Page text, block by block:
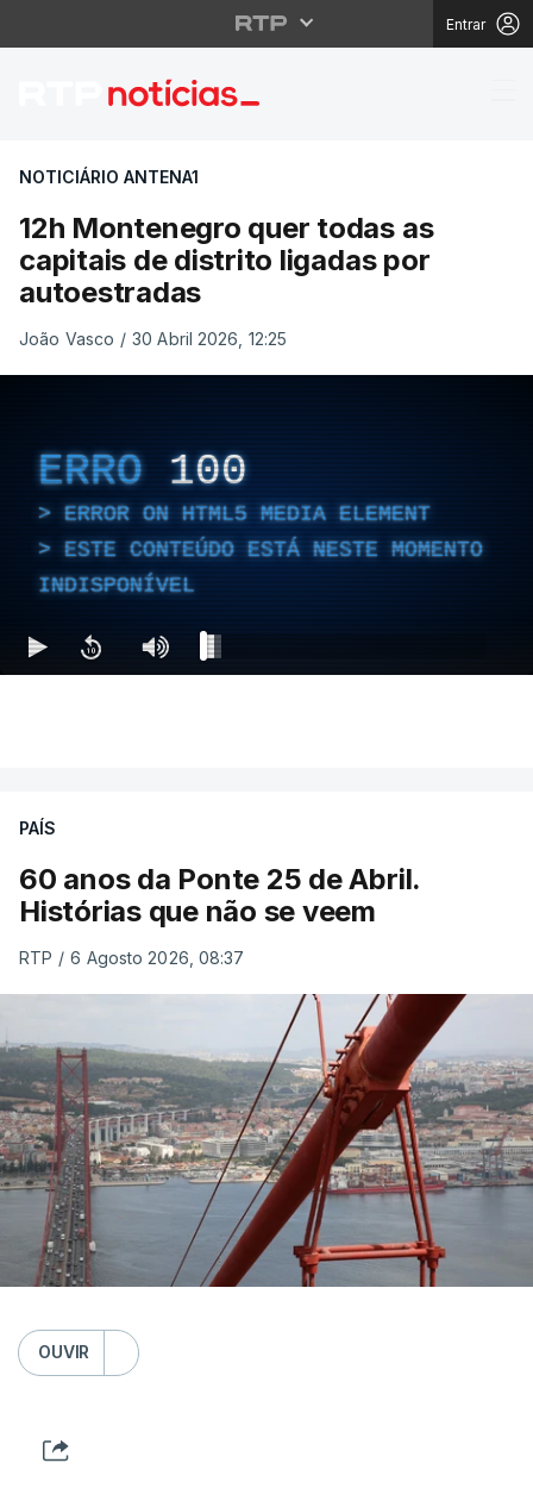
Entrar
12h Montenegro quer
NOTICIÁRIO ANTENA1
12h Montenegro quer todas as
capitais de distrito ligadas por
autoestradas
João Vasco / 30 Abril 2026, 12:25
ERRO 100
ERROR ON HTML5 MEDIA ELEMENT
ESTE CONTEÚDO ESTÁ NESTE MOMENTO
INDISPONÍVEL
PAÍS
60 anos da Ponte 25 de Abril.
Histórias que não se veem
RTP / 6 Agosto 2026, 08:37
OUVIR